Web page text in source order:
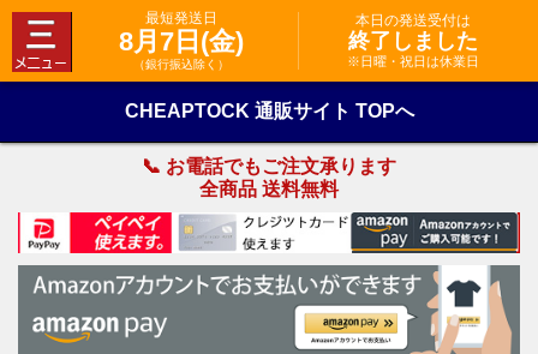
最短発送日
8月7日(金)
（銀行振込除く）
本日の発送受付は
終了しました
※日曜・祝日は休業日
CHEAPTOCK 通販サイト TOPへ
📞 お電話でもご注文承ります
全商品 送料無料